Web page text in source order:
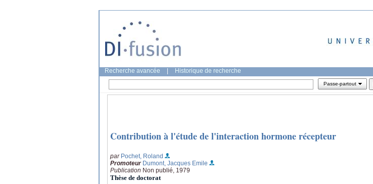
Recherche avancée Historique de recherche
Passe-partout
Contribution à l'étude de l'interaction hormone récepteur
par Pochet, Roland
Promoteur Dumont, Jacques Emile
Publication Non publié, 1979
Thèse de doctorat